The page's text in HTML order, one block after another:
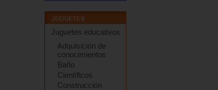
Juguetes educativos
Adquisición de
conocimientos
Baño
Científicos
Construcción